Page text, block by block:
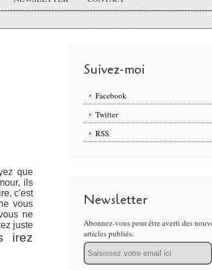
que
ils
c'est
vous
ne
juste
irez
Suivez-moi
Facebook
Twitter
RSS
Newsletter
Abonnez-vous pour être averti des
articles publiés.
Email